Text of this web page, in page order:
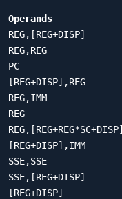
Operands
REG,REG
PC
REG,IMM
REG
SSE,SSE
[REG+DISP]